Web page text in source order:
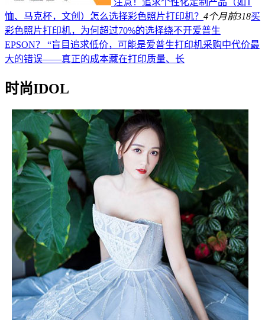
恤、马克杯，文创）怎么选择彩色照片打印机？ 4个月前318买
彩色照片打印机，为何超过70%的选择绕不开爱普生
EPSON？ “盲目追求低价，可能是爱普生打印机采购中代价最
大的错误——真正的成本藏在打印质量、长
时尚IDOL